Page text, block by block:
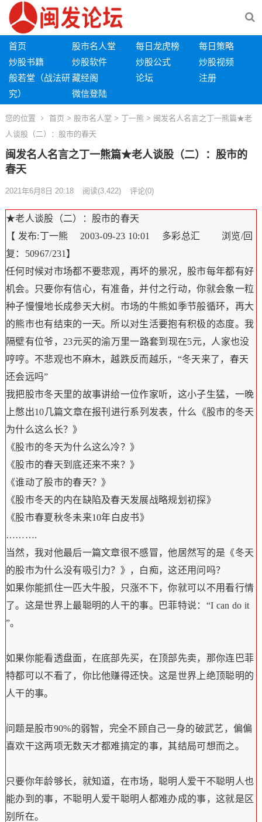
首页 股市名人堂 每日龙虎榜
每日策略
炒股书籍
炒股软件 炒股公式
炒股视频
般若堂（战法研
究）
藏经阁 论坛
注册
微信登陆
您的位置 首页 > 股市名人堂 > 丁一熊 > 闽发名人名言之丁一熊篇★老
人谈股（二）：股市的春天
闽发名人名言之丁一熊篇★老人谈股（二）：股市的
春天
2021年6月8日 20:18 阅读(3,422) 评论(0)
★老人谈股（二）：股市的春天
【 发布:丁一熊 2003-09-23 10:01 多彩总汇 浏览/回
复：50967/231】
任何时候对市场都不要悲观，再坏的景况，股市每年都有好
机会。只要你有信心，有准备，并付之行动，你就会象一粒
种子慢慢地长成参天大树。市场的牛熊如季节般循环，再大
的熊市也有结束的一天。所以对生活要抱有积极的态度。我
隔壁有位爷，23元买的渝万里一路套到现在5元，人家也没
哼哼。不悲观也不麻木，越跌反而越乐，“冬天来了，春天
还会远吗”
我把股市冬天里的故事讲给一位作家听，这小子生猛，一晚
上憋出10几篇文章在报刊进行系列发表，什么《股市的冬天
为什么这么长？》
《股市的冬天为什么这么冷？》
《股市的春天到底还来不来？》
《谁动了股市的春天？》
《股市冬天的内在缺陷及春天发展战略规划初探》
《股市春夏秋冬未来10年白皮书》
……….
当然，我对他最后一篇文章很不感冒，他居然写的是《冬天
的股市为什么没有吸引力？》，白痴，这还用问吗？
如果你能抓住一匹大牛股，只涨不下，你就可以不用看行情
了。这是世界上最聪明的人干的事。巴菲特说：“I can do it
”。
如果你能看透盘面，在底部先买，在顶部先卖，那你连巴菲
特都可以不看了，你比他赚得还快。这是世界上绝顶聪明的
人干的事。
问题是股市90%的弱智，完全不顾自己一身的破武艺，偏偏
喜欢干这两项无数天才都难搞定的事，其结局可想而之。
只要你年龄够长，就知道，在市场，聪明人爱干不聪明人也
能办到的事，不聪明人爱干聪明人都难办成的事，这就是区
别所在。